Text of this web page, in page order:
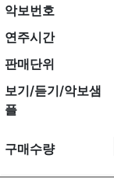
악보번호
연주시간
판매단위
보기/듣기/악보샘
플
구매수량